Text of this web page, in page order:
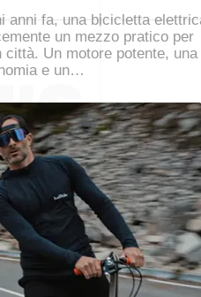
anni fa, una bicicletta
un mezzo pratico per
città. Un motore potente, una
e un…